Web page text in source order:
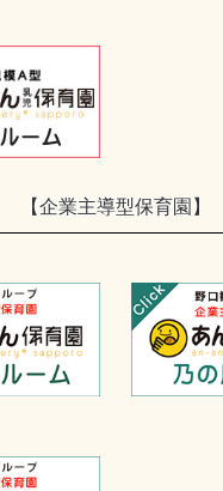
【企業主導型保育園】